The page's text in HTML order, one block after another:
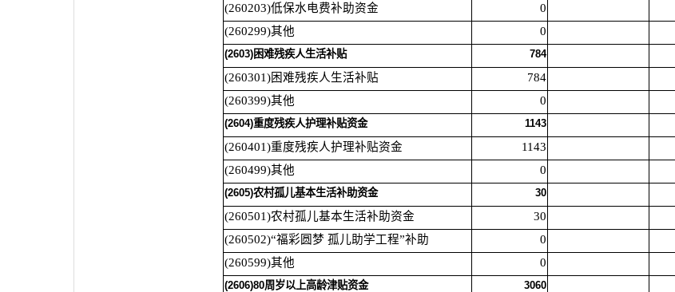
(260203)低保水电费补助资金
0
(260299)其他
0
(2603)困难残疾人生活补贴 784
(260301)困难残疾人生活补贴 784
(260399)其他
0
(2604)重度残疾人护理补贴资金 1143
(260401)重度残疾人护理补贴资金 1143
(260499)其他
0
(2605)农村孤儿基本生活补助资金 30
(260501)农村孤儿基本生活补助资金 30
(260502)“福彩圆梦 孤儿助学工程”补助
0
(260599)其他
0
(2606)80周岁以上高龄津贴资金 3060